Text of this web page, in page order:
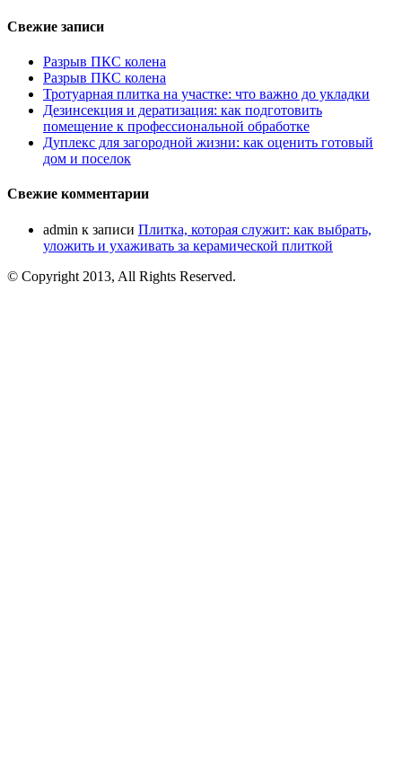
Свежие записи
Разрыв ПКС колена
Разрыв ПКС колена
Тротуарная плитка на участке: что важно до укладки
Дезинсекция и дератизация: как подготовить
помещение к профессиональной обработке
Дуплекс для загородной жизни: как оценить готовый
дом и поселок
Свежие комментарии
admin к записи Плитка, которая служит: как выбрать,
уложить и ухаживать за керамической плиткой
© Copyright 2013, All Rights Reserved.